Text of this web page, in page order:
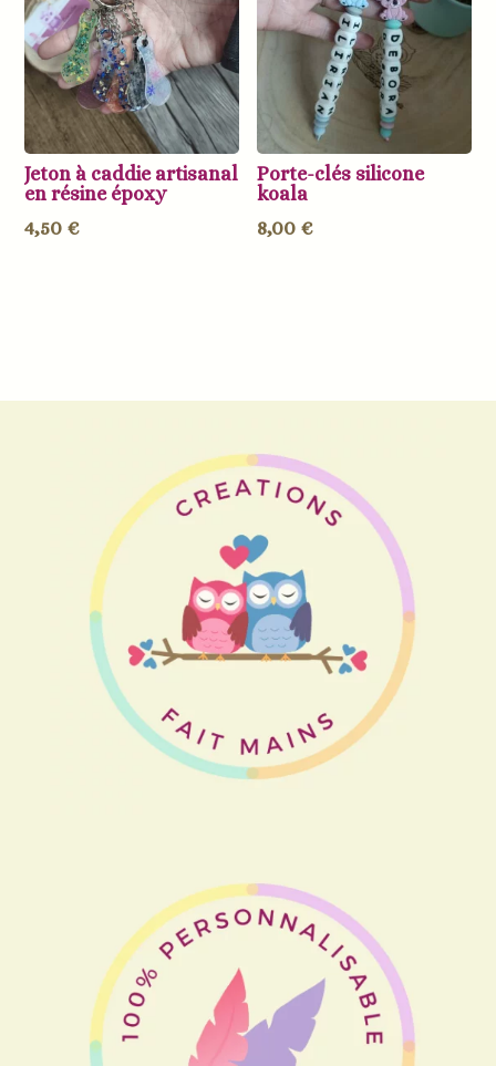
Jeton à caddie artisanal
en résine époxy
4,50 €
Porte-clés silicone
koala
8,00 €